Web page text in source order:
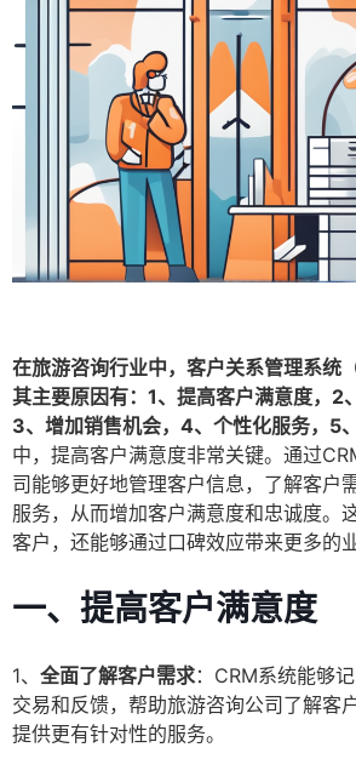
在旅游咨询行业中，客户关系管理系统
其主要原因有：1、提高客户满意度，2
3、增加销售机会，4、个性化服务，5
中，提高客户满意度非常关键。通过
司能够更好地管理客户信息，了解客户
服务，从而增加客户满意度和忠诚度。
客户，还能够通过口碑效应带来更多的
一、提高客户满意度
1、 全面了解客户需求：CRM系统能够
交易和反馈，帮助旅游咨询公司了解客
提供更有针对性的服务。